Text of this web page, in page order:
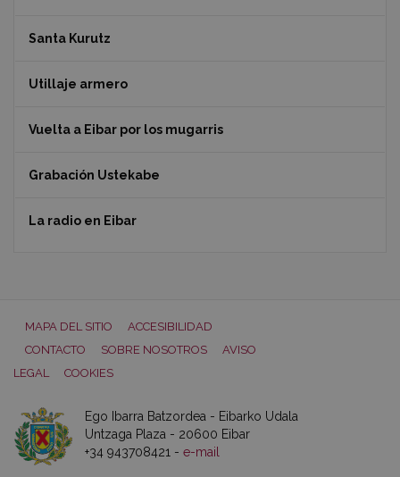
Santa Kurutz
Utillaje armero
Vuelta a Eibar por los mugarris
Grabación Ustekabe
La radio en Eibar
MAPA DEL SITIO
ACCESIBILIDAD
CONTACTO
SOBRE NOSOTROS
AVISO
LEGAL
COOKIES
Ego Ibarra Batzordea - Eibarko Udala
Untzaga Plaza - 20600 Eibar
+34 943708421 - e-mail